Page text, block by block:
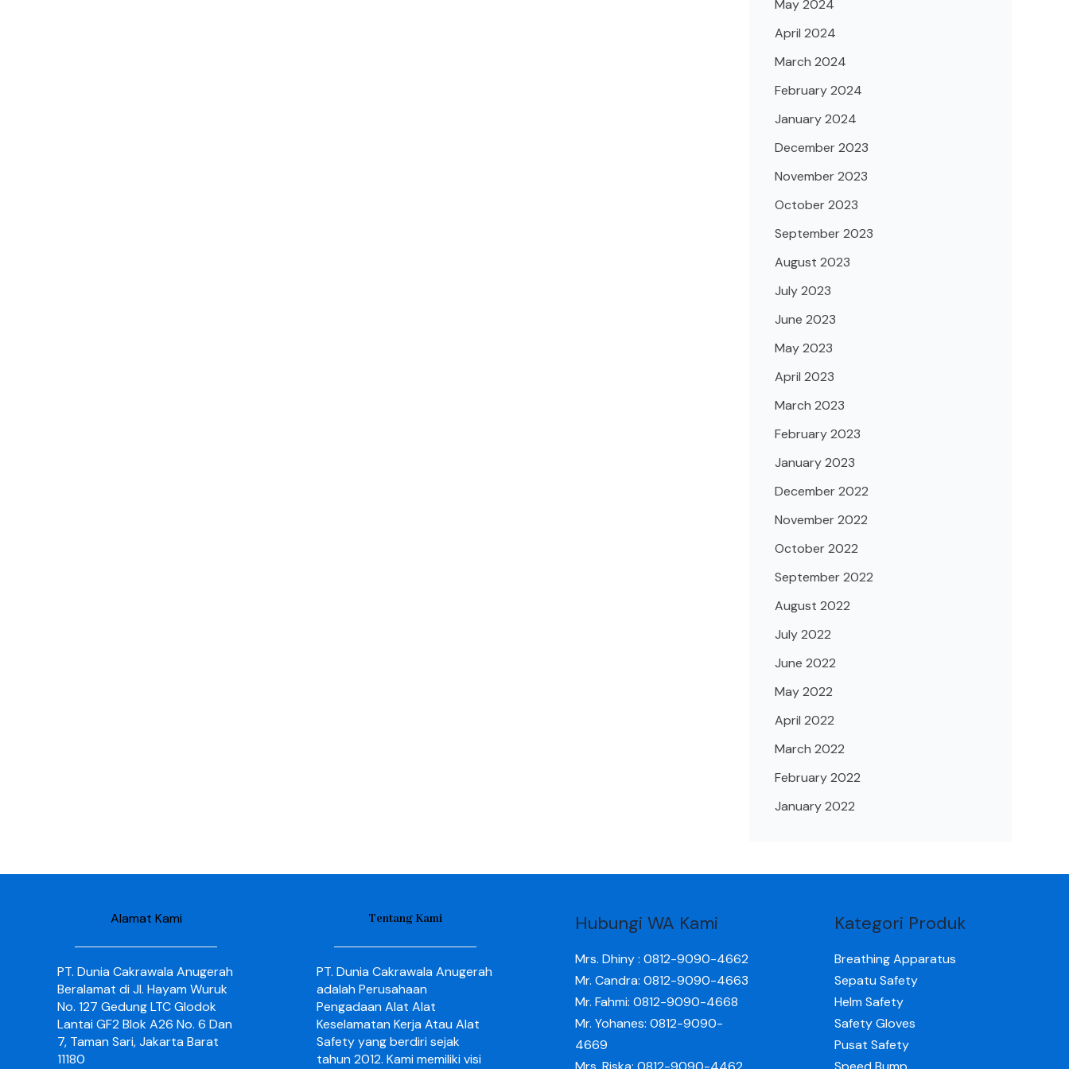
May 2024
April 2024
March 2024
February 2024
January 2024
December 2023
November 2023
October 2023
September 2023
August 2023
July 2023
June 2023
May 2023
April 2023
March 2023
February 2023
January 2023
December 2022
November 2022
October 2022
September 2022
August 2022
July 2022
June 2022
May 2022
April 2022
March 2022
February 2022
January 2022
Alamat Kami
PT. Dunia Cakrawala Anugerah
Beralamat di Jl. Hayam Wuruk
No. 127 Gedung LTC Glodok
Lantai GF2 Blok A26 No. 6 Dan
7, Taman Sari, Jakarta Barat
11180
Tentang Kami
PT. Dunia Cakrawala Anugerah
adalah Perusahaan
Pengadaan Alat Alat
Keselamatan Kerja Atau Alat
Safety yang berdiri sejak
tahun 2012. Kami memiliki visi
Hubungi WA Kami
Mrs. Dhiny : 0812-9090-4662
Mr. Candra: 0812-9090-4663
Mr. Fahmi: 0812-9090-4668
Mr. Yohanes: 0812-9090-
4669
Kategori Produk
Breathing Apparatus
Sepatu Safety
Helm Safety
Safety Gloves
Pusat Safety